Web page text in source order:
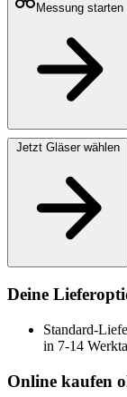
Messung starten
Deine
Standard-
in 7-14
Online kaufen